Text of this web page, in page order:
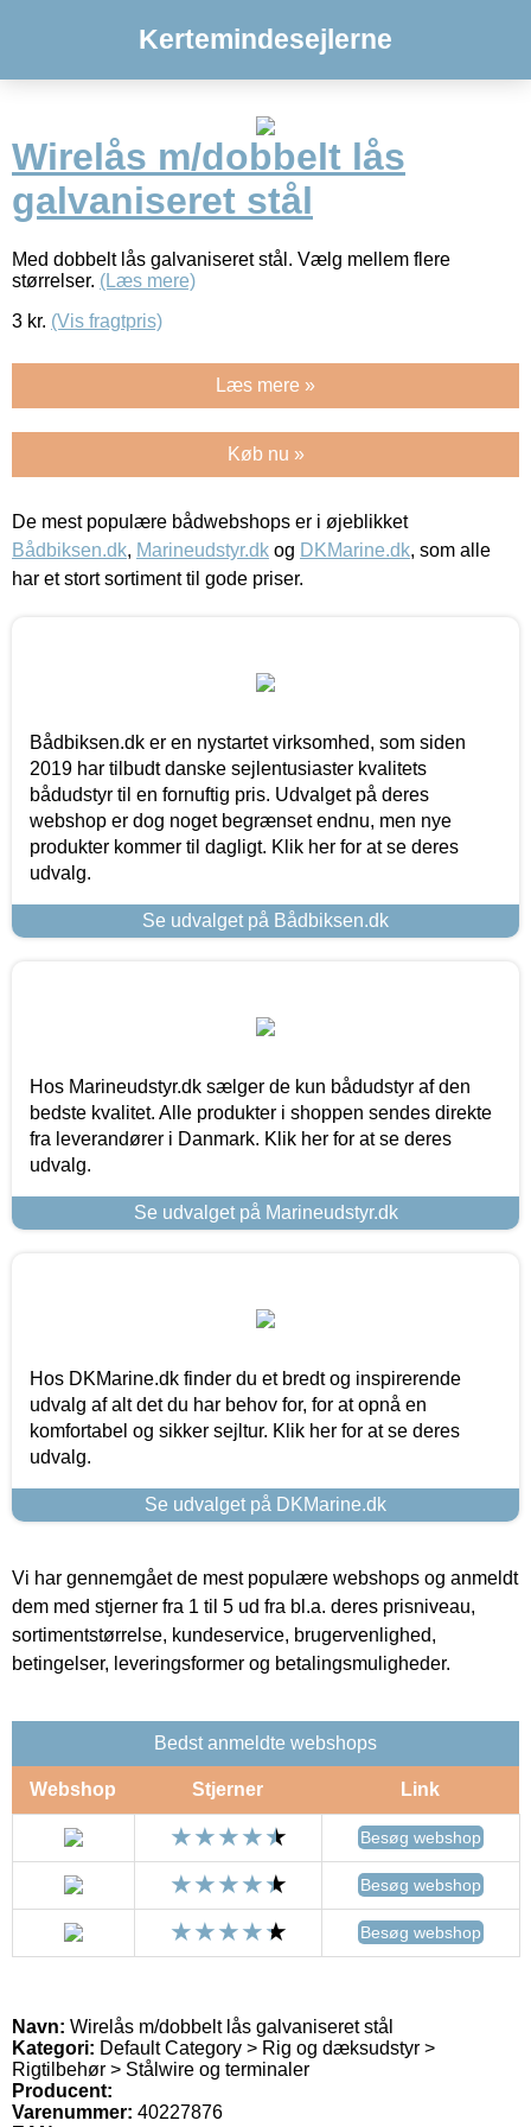
Kertemindesejlerne
Wirelås m/dobbelt lås
galvaniseret stål
Med dobbelt lås galvaniseret stål. Vælg mellem flere
størrelser. (Læs mere)
3 kr. (Vis fragtpris)
Læs mere »
Køb nu »
De mest populære bådwebshops er i øjeblikket
Bådbiksen.dk, Marineudstyr.dk og DKMarine.dk, som alle
har et stort sortiment til gode priser.
Bådbiksen.dk er en nystartet virksomhed, som siden
2019 har tilbudt danske sejlentusiaster kvalitets
bådudstyr til en fornuftig pris. Udvalget på deres
webshop er dog noget begrænset endnu, men nye
produkter kommer til dagligt. Klik her for at se deres
udvalg.
Se udvalget på Bådbiksen.dk
Hos Marineudstyr.dk sælger de kun bådudstyr af den
bedste kvalitet. Alle produkter i shoppen sendes direkte
fra leverandører i Danmark. Klik her for at se deres
udvalg.
Se udvalget på Marineudstyr.dk
Hos DKMarine.dk finder du et bredt og inspirerende
udvalg af alt det du har behov for, for at opnå en
komfortabel og sikker sejltur. Klik her for at se deres
udvalg.
Se udvalget på DKMarine.dk
Vi har gennemgået de mest populære webshops og anmeldt
dem med stjerner fra 1 til 5 ud fra bl.a. deres prisniveau,
sortimentstørrelse, kundeservice, brugervenlighed,
betingelser, leveringsformer og betalingsmuligheder.
Bedst anmeldte webshops
Webshop Stjerner Link
Besøg webshop
Besøg webshop
Besøg webshop
Navn: Wirelås m/dobbelt lås galvaniseret stål
Kategori: Default Category > Rig og dæksudstyr >
Rigtilbehør > Stålwire og terminaler
Producent:
Varenummer: 40227876